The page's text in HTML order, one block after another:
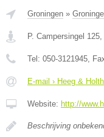
Groningen »
P. Campersingel 125
Tel: 050-3121945 ,
E-mail › Heeg &
Website: http://
Beschrijving